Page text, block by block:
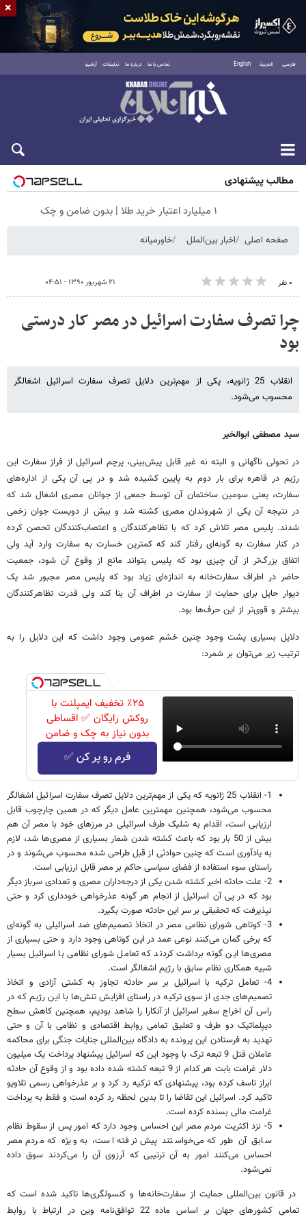
فارسی العربية English تماس با ما درباره ما تبلیغات آرشیو
جمعه ۱۶ مرداد ۱۴۰۵
مطالب پیشنهادی
۱ میلیارد اعتبار خرید طلا | بدون ضامن و چک
صفحه اصلی اخبار بین‌الملل خاورمیانه
۰ نفر ۲۱ شهریور ۱۳۹۰ - ۰۴:۵۱
چرا تصرف سفارت اسرائیل در مصر کار درستی
بود
انقلاب 25 ژانویه، یکی از مهم‌ترین دلایل تصرف سفارت اسرائیل اشغالگر
محسوب می‌شود.
سید مصطفی ابوالخیر
در تحولی ناگهانی و البته نه غیر قابل پیش‌‌بینی، پرچم اسرائیل از فراز سفارت این
رژیم در قاهره برای بار دوم به پایین کشیده شد و در پی آن یکی از اداره‌های
سفارت، یعنی سومین ساختمان آن توسط جمعی از جوانان مصری اشغال شد که
در نتیجه آن یکی از شهروندان مصری کشته شد و بیش از دویست جوان زخمی
شدند. پلیس مصر تلاش کرد که با تظاهرکنندگان و اعتصاب‌کنندگان تحصن کرده
در کنار سفارت به گونه‌ای رفتار کند که کمترین خسارت به سفارت وارد آید ولی
اتفاق بزرگ‌تر از آن چیزی بود که پلیس بتواند مانع از وقوع آن شود، جمعیت
حاضر در اطراف سفارت‌خانه به اندازه‌ای زیاد بود که پلیس مصر مجبور شد یک
دیوار حایل برای حمایت از سفارت در اطراف آن بنا کند ولی قدرت تظاهرکنندگان
بیشتر و قوی‌تر از این حرف‌ها بود.
دلایل بسیاری پشت وجود چنین خشم عمومی وجود داشت که این دلایل را به
ترتیب زیر می‌توان بر شمرد:
٪۲۵ تخفیف ایمپلنت با
روکش رایگان ✅ اقساطی
بدون نیاز به چک و ضامن
فرم رو پر کن ✅
1- انقلاب 25 ژانویه که یکی از مهم‌ترین دلایل تصرف سفارت اسرائیل اشغالگر
محسوب می‌شود، همچنین مهمترین عامل دیگر که در همین چارچوب قابل
ارزیابی است، اقدام به شلیک طرف اسرائیلی در مرزهای خود با مصر آن هم
بیش از 50 بار بود که باعث کشته شدن شمار بسیاری از مصری‌ها شد، لازم
به یادآوری است که چنین حوادثی از قبل طراحی شده محسوب می‌شوند و در
راستای سوء استفاده از فضای سیاسی حاکم بر مصر قابل ارزیابی است.
2- علت حادثه اخیر کشته شدن یکی از درجه‌داران مصری و تعدادی سرباز دیگر
بود که در پی آن اسرائیل از انجام هر گونه عذرخواهی خودداری کرد و حتی
نپذیرفت که تحقیقی بر سر این حادثه صورت بگیرد.
3- کوتاهی شورای نظامی مصر در اتخاذ تصمیم‌های ضد اسرائیلی به گونه‌ای
که برخی گمان می‌کنند نوعی عمد در این کوتاهی وجود دارد و حتی بسیاری از
مصری‌ها این گونه برداشت کردند که تعامل شورای نظامی با اسرائیل بسیار
شبیه همکاری نظام سابق با رژیم اشغالگر است.
4- تعامل ترکیه با اسرائیل بر سر حادثه تجاوز به کشتی آزادی و اتخاذ
تصمیم‌های جدی از سوی ترکیه در راستای افزایش تنش‌ها با این رژیم که در
راس آن اخراج سفیر اسرائیل از آنکارا را شاهد بودیم، همچنین کاهش سطح
دیپلماتیک دو طرف و تعلیق تمامی روابط اقتصادی و نظامی با آن و حتی
تهدید به فرستادن این پرونده به دادگاه بین‌المللی جنایات جنگی برای محاکمه
عاملان قتل 9 تبعه ترک با وجود این که اسرائیل پیشنهاد پرداخت یک میلیون
دلار غرامت بابت هر کدام از 9 تبعه کشته شده داده بود و از وقوع آن حادثه
ابراز تاسف کرده بود، پیشنهادی که ترکیه رد کرد و بر عذرخواهی رسمی تلاویو
تاکید کرد. اسرائیل این تقاضا را تا بدین لحظه رد کرده است و فقط به پرداخت
غرامت مالی بسنده کرده است.
5- نزد اکثریت مردم مصر این احساس وجود دارد که امور پس از سقوط نظام
سابق آن طور که می‌خواستند پیش نرفته است، به ویژه که مردم مصر
احساس می‌کنند امور به آن ترتیبی که آرزوی آن را می‌کردند سوق داده
نمی‌شود.
در قانون بین‌المللی حمایت از سفارت‌خانه‌ها و کنسولگری‌ها تاکید شده است که
تمامی کشورهای جهان بر اساس ماده 22 توافق‌نامه وین در ارتباط با روابط
×